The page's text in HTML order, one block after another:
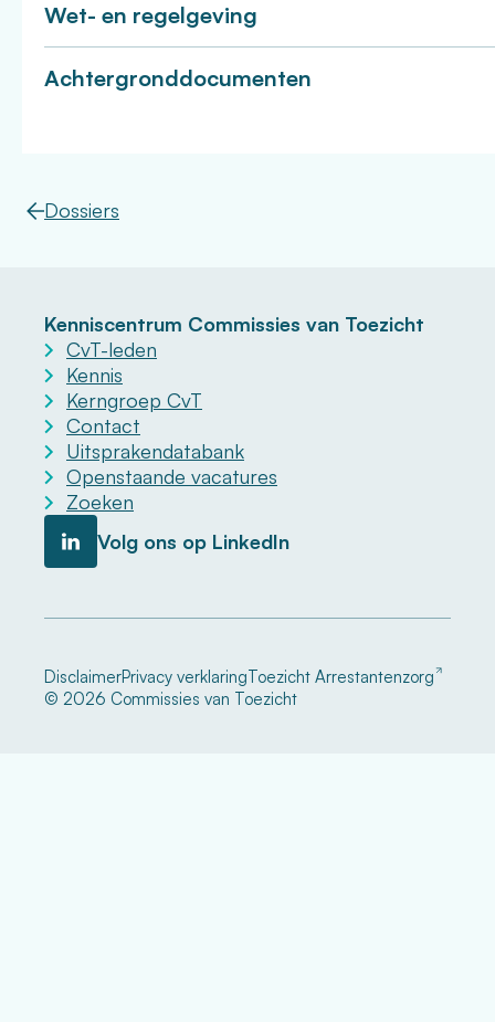
Wet- en regelgeving
Achtergronddocumenten
Dossiers
Kenniscentrum Commissies van Toezicht
CvT-leden
Kennis
Kerngroep CvT
Contact
Uitsprakendatabank
Openstaande vacatures
Zoeken
Volg ons op LinkedIn
DisclaimerPrivacy verklaringToezicht Arrestantenzorg
© 2026 Commissies van Toezicht